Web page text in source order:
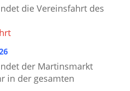
die Vereinsfahrt des
der Martinsmarkt
in der gesamten